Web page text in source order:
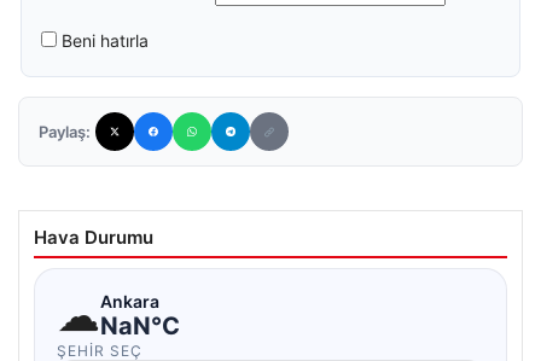
Beni hatırla
Paylaş:
Hava Durumu
☁Ankara
NaN°C
ŞEHIR SEÇ